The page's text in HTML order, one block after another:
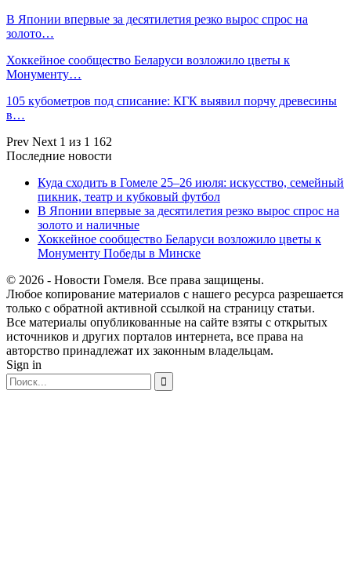
В Японии впервые за десятилетия резко вырос спрос на
золото…
Хоккейное сообщество Беларуси возложило цветы к
Монументу…
105 кубометров под списание: КГК выявил порчу древесины
в…
Prev Next 1 из 1 162
Последние новости
Куда сходить в Гомеле 25–26 июля: искусство, семейный
пикник, театр и кубковый футбол
В Японии впервые за десятилетия резко вырос спрос на
золото и наличные
Хоккейное сообщество Беларуси возложило цветы к
Монументу Победы в Минске
© 2026 - Новости Гомеля. Все права защищены.
Любое копирование материалов с нашего ресурса разрешается
только с обратной активной ссылкой на страницу статьи.
Все материалы опубликованные на сайте взяты с открытых
источников и других порталов интернета, все права на
авторство принадлежат их законным владельцам.
Sign in